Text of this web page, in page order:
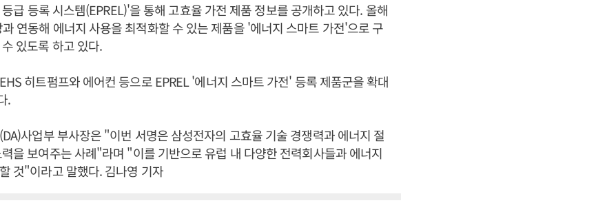
급 등록 시스템(EPREL)'을 통해 고효율 가전 제품 정보를 공개하고 있다. 올해
연동해 에너지 사용을 최적화할 수 있는 제품을 '에너지 스마트 가전'으로 구
있도록 하고 있다.
히트펌프와 에어컨 등으로 EPREL '에너지 스마트 가전' 등록 제품군을 확대
.
사업부 부사장은 "이번 서명은 삼성전자의 고효율 기술 경쟁력과 에너지 절
을 보여주는 사례"라며 "이를 기반으로 유럽 내 다양한 전력회사들과 에너지
것"이라고 말했다. 김나영 기자